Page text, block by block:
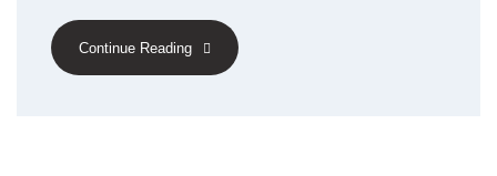
Continue Reading